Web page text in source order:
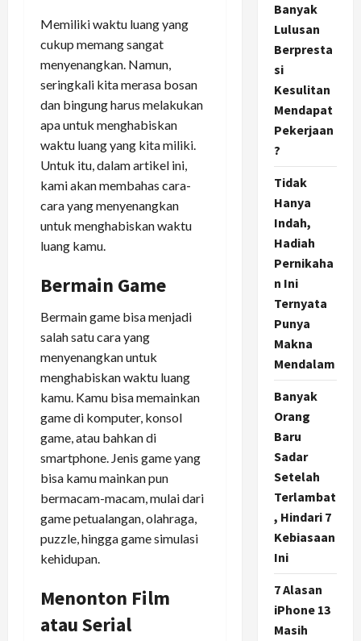
Memiliki waktu luang yang
cukup memang sangat
menyenangkan. Namun,
seringkali kita merasa bosan
dan bingung harus melakukan
apa untuk menghabiskan
waktu luang yang kita miliki.
Untuk itu, dalam artikel ini,
kami akan membahas cara-
cara yang menyenangkan
untuk menghabiskan waktu
luang kamu.
Bermain Game
Bermain game bisa menjadi
salah satu cara yang
menyenangkan untuk
menghabiskan waktu luang
kamu. Kamu bisa memainkan
game di komputer, konsol
game, atau bahkan di
smartphone. Jenis game yang
bisa kamu mainkan pun
bermacam-macam, mulai dari
game petualangan, olahraga,
puzzle, hingga game simulasi
kehidupan.
Menonton Film
atau Serial
Banyak
Lulusan
Berpresta
si
Kesulitan
Mendapat
Pekerjaan
?
Tidak
Hanya
Indah,
Hadiah
Pernikaha
n Ini
Ternyata
Punya
Makna
Mendalam
Banyak
Orang
Baru
Sadar
Setelah
Terlambat
, Hindari 7
Kebiasaan
Ini
7 Alasan
iPhone 13
Masih